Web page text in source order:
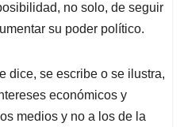
no solo, de seguir
su poder político.
dice, se escribe o se ilustra,
económicos y
medios y no a los de la